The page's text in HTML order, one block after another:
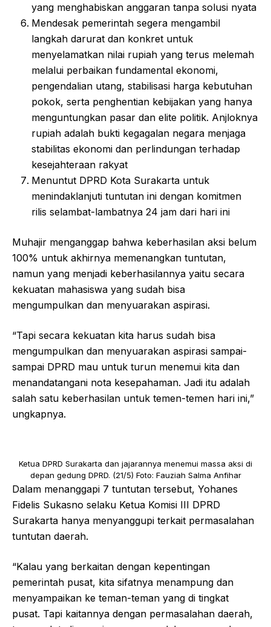
yang menghabiskan anggaran tanpa solusi nyata
Mendesak pemerintah segera mengambil
langkah darurat dan konkret untuk
menyelamatkan nilai rupiah yang terus melemah
melalui perbaikan fundamental ekonomi,
pengendalian utang, stabilisasi harga kebutuhan
pokok, serta penghentian kebijakan yang hanya
menguntungkan pasar dan elite politik. Anjloknya
rupiah adalah bukti kegagalan negara menjaga
stabilitas ekonomi dan perlindungan terhadap
kesejahteraan rakyat
Menuntut DPRD Kota Surakarta untuk
menindaklanjuti tuntutan ini dengan komitmen
rilis selambat-lambatnya 24 jam dari hari ini
Muhajir menganggap bahwa keberhasilan aksi belum
100% untuk akhirnya memenangkan tuntutan,
namun yang menjadi keberhasilannya yaitu secara
kekuatan mahasiswa yang sudah bisa
mengumpulkan dan menyuarakan aspirasi.
“Tapi secara kekuatan kita harus sudah bisa
mengumpulkan dan menyuarakan aspirasi sampai-
sampai DPRD mau untuk turun menemui kita dan
menandatangani nota kesepahaman. Jadi itu adalah
salah satu keberhasilan untuk temen-temen hari ini,”
ungkapnya.
Ketua DPRD Surakarta dan jajarannya menemui massa aksi di
depan gedung DPRD. (21/5) Foto: Fauziah Salma Anfihar
Dalam menanggapi 7 tuntutan tersebut, Yohanes
Fidelis Sukasno selaku Ketua Komisi III DPRD
Surakarta hanya menyanggupi terkait permasalahan
tuntutan daerah.
“Kalau yang berkaitan dengan kepentingan
pemerintah pusat, kita sifatnya menampung dan
menyampaikan ke teman-teman yang di tingkat
pusat. Tapi kaitannya dengan permasalahan daerah,